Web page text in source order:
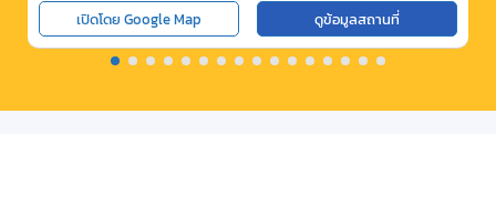
เปิดโดย Google Map ดูข้อมูลสถานที่